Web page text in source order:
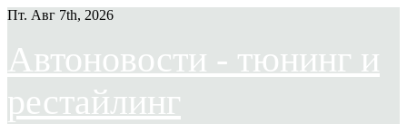
Перейти
содержимому
Пт. Авг 7th, 2026
Автоновости - тюнинг и
рестайлинг